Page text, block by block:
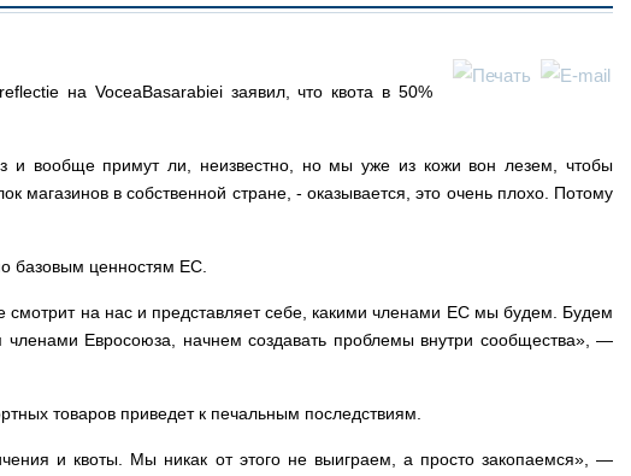
на VoceaBasarabiei заявил, что квота в 50%
и вообще примут ли, неизвестно, но мы уже из кожи вон лезем, чтобы
в собственной стране, - оказывается, это очень плохо. Потому
базовым ценностям ЕС.
смотрит на нас и представляет себе, какими членами ЕС мы будем. Будем
Евросоюза, начнем создавать проблемы внутри сообщества», —
товаров приведет к печальным последствиям.
и квоты. Мы никак от этого не выиграем, а просто закопаемся», —